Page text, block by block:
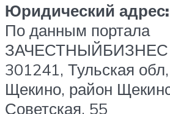
Юридический адрес:
По данным портала
ЗАЧЕСТНЫЙБИЗНЕС
301241, Тульская
Щекино, район
Советская, 55